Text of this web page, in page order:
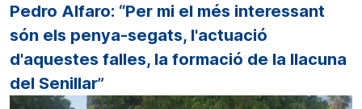
Pedro Alfaro: “Per mi el més interessant
són els penya-segats, l'actuació
d'aquestes falles, la formació de la llacuna
del Senillar”